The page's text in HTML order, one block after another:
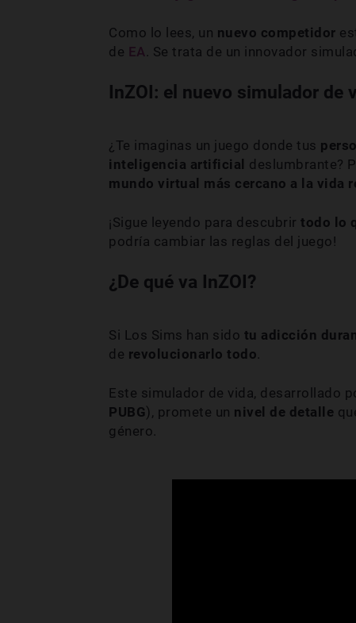
Como lo lees, un nuevo competidor
de EA . Se trata de un innovador
InZOI: el nuevo simulador de
¿Te imaginas un juego donde tus
inteligencia artificial deslumbrante?
mundo virtual más cercano a la vida
¡Sigue leyendo para descubrir todo lo
podría cambiar las reglas del juego!
¿De qué va InZOI?
Si Los Sims han sido tu adicción
de revolucionarlo todo
Este simulador de vida, desarrollado
PUBG), promete un nivel de detalle
género.